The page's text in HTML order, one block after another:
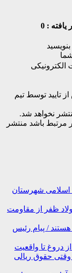
یافته : 0
تایید توسط تیم
نخواهد شد.
مرتبط باشد منتشر
اسلامی شهرستان
ظفر از مقاومت
/ پیام رئیس
دروغ تا واقعیت
وقتی حقوق ریالی